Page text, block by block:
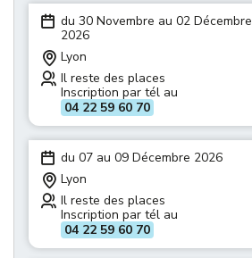
du 30 Novembre au 02 Décembre
2026
Lyon
Il reste des places
Inscription par tél au
04 22 59 60 70
du 07 au 09 Décembre 2026
Lyon
Il reste des places
Inscription par tél au
04 22 59 60 70